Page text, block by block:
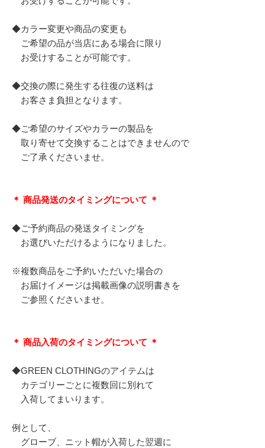
◆カラー変更や商品の変更も
ご希望の品が当店にある場合に限り
お受けすることが可能です。
◆交換の際に発生する往復の送料は
お客さま負担となります。
◆ご希望のサイズやカラーの製品を
取り寄せて交換することはできませんので
ご了承くださいませ。
＊ 商品発送のタイミングについて ＊
◆ご予約商品の発送タイミングを
お選びいただけるようになりました。
※複数商品をご予約いただいた場合の
お届けイメージは掲載画像の説明書きを
ご参照くださいませ。
＊ 商品入荷のタイミングについて ＊
◆GREEN CLOTHINGのアイテムは
カテゴリーごとに複数回に別れて
入荷してまいります。
例として、
グローブ、ニット帽が入荷した翌週に